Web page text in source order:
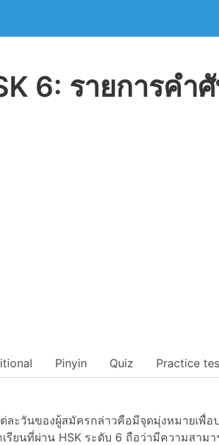
6: รายการคำ
Pinyin Quiz Practice
ะวันของผู้สมัครกล่าวคือมีจุดมุ่งหมายเพื่อ
ยนที่ผ่าน HSK ระดับ 6 ถือว่ามีความสาม